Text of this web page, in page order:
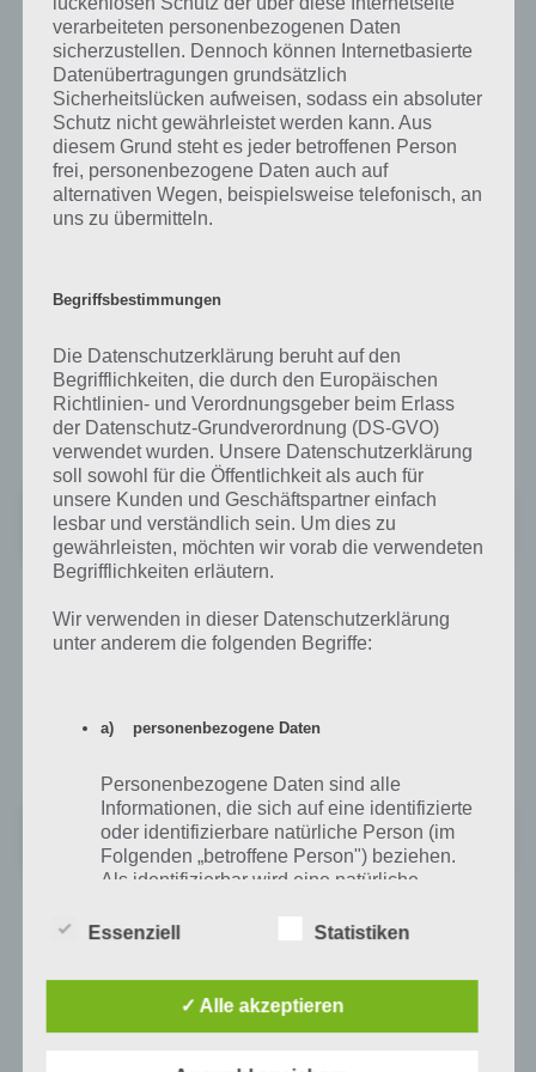
Wer sich die Positionen der Züge im Nah- und Fernverkehr auf einer
Karte ansehen möchte, um zu verfolgen, wo sich er eigene Zug
befindet, der sollte sich mal die App DB Zugradar für Android, iPhone
und iPad herunterladen.
So sieht man die Pünktlichkeit der Bahnen sehr gut. Mehr als ein
Spielzeug ist die App sonst aber nicht.
herunterladen. Allerdings kommt die App nur auf 3,7 Sterne.
Während sich einige um die Sicherheit Sorgen machen, finden es
andere nicht so gut, dass es keine Live-Daten sind. Man kann es
einfach nicht allen Recht machen. Hier geht es zum Download:
DB Zugradar
Preis:Kostenlos
App im iTunes App Store für iPhone und iPad
iPhone, iPad und iPod Touch kostenlos zum Download zur
DB Zugradar
Preis:Kostenlos
verarbeiteten personenbezogenen Daten
sicherzustellen. Dennoch können Internetbasierte
Datenübertragungen grundsätzlich
Sicherheitslücken aufweisen, sodass ein absoluter
Schutz nicht gewährleistet werden kann. Aus
diesem Grund steht es jeder betroffenen Person
frei, personenbezogene Daten auch auf
alternativen Wegen, beispielsweise telefonisch, an
uns zu übermitteln.
Begriffsbestimmungen
Die Datenschutzerklärung beruht auf den
Begrifflichkeiten, die durch den Europäischen
Richtlinien- und Verordnungsgeber beim Erlass
der Datenschutz-Grundverordnung (DS-GVO)
verwendet wurden. Unsere Datenschutzerklärung
soll sowohl für die Öffentlichkeit als auch für
unsere Kunden und Geschäftspartner einfach
lesbar und verständlich sein. Um dies zu
gewährleisten, möchten wir vorab die verwendeten
Begrifflichkeiten erläutern.
Wir verwenden in dieser Datenschutzerklärung
unter anderem die folgenden Begriffe:
a) personenbezogene Daten
Personenbezogene Daten sind alle
Informationen, die sich auf eine identifizierte
oder identifizierbare natürliche Person (im
Folgenden „betroffene Person") beziehen.
Als identifizierbar wird eine natürliche
insbesondere mittels Zuordnung zu einer
Kennnummer, zu Standortdaten, zu einer
Online-Kennung oder zu einem oder
mehreren besonderen Merkmalen, die
Essenziell Statistiken
✓ Alle akzeptieren